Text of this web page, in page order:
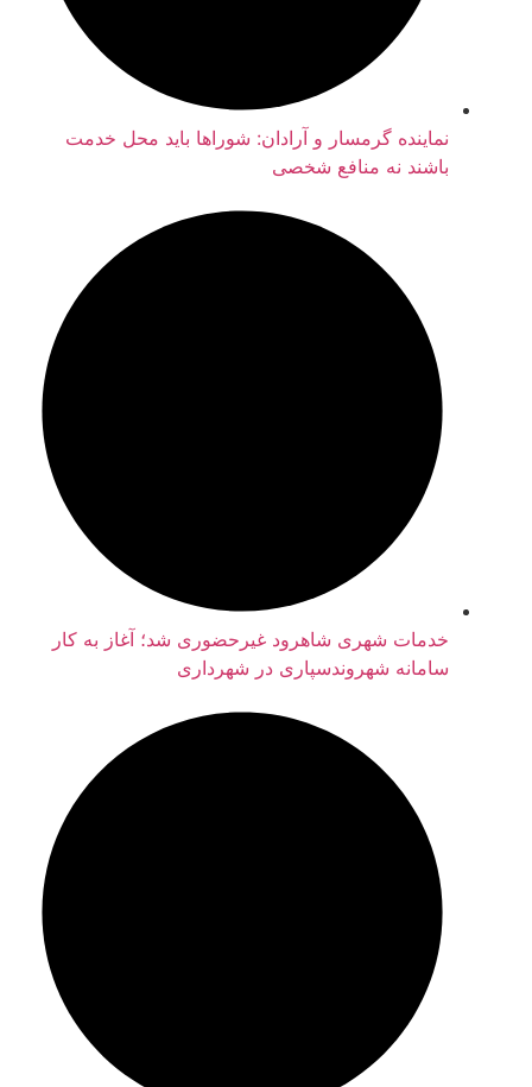
نماینده گرمسار و آرادان: شوراها باید محل خدمت
باشند نه منافع شخصی
خدمات شهری شاهرود غیرحضوری شد؛ آغاز به کار
سامانه شهروندسپاری در شهرداری